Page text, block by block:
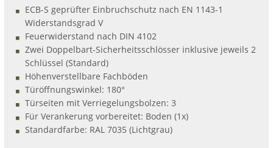
ECB-S geprüfter Einbruchschutz nach EN 1143-1
Widerstandsgrad V
Feuerwiderstand nach DIN 4102
Zwei Doppelbart-Sicherheitsschlösser inklusive jeweils 2
Schlüssel (Standard)
Höhenverstellbare Fachböden
Türöffnungswinkel: 180°
Türseiten mit Verriegelungsbolzen: 3
Für Verankerung vorbereitet: Boden (1x)
Standardfarbe: RAL 7035 (Lichtgrau)